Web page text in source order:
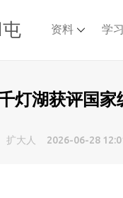
资料 学习
灯湖获评国
扩大人 2026-06-28